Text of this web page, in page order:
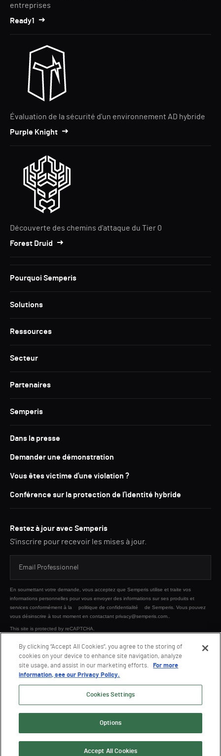
entreprises
Ready1
Évaluation de la sécurité d'un environnement AD hybride
Purple Knight
Découverte des chemins d'attaque du Tier 0
Forest Druid
Pourquoi Semperis
Solutions
Ressources
Secteur
Partenaires
Semperis
Dans la presse
Demander une démonstration
Vous êtes victime d'une violation ?
Conférence sur la protection de l'identité hybride
Restez à jour avec Semperis
S'inscrire pour recevoir les mises à jour.
En soumettant votre demande, vous acceptez que Semperis utilise et traite vos
informations personnelles pour vous envoyer des informations sur ses produits et
services conformément à la
politique de confidentialité
de Semperis. Vous pouvez
vous désinscrire à tout moment en contactant privacy@semperis.com..
This site is protected by reCAPTCHA.
ENVOYER
© 2026 Semperis. Tous droits réservés.
Politique de confidentialité
Conditions d'utilisation
By clicking “Accept All Cookies”, you agree to the storing of
cookies on your device to enhance site navigation, analyze
site usage, and assist in our marketing efforts.
For more
information, see our Privacy Policy.
Cookies Settings
Options
Accept All Cookies